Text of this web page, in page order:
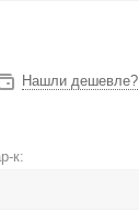
Нашли дешевле?
к: